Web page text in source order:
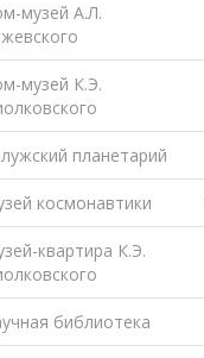
музей А.Л.
музей К.Э.
планетарий
космонавтики
квартира К.Э.
библиотека